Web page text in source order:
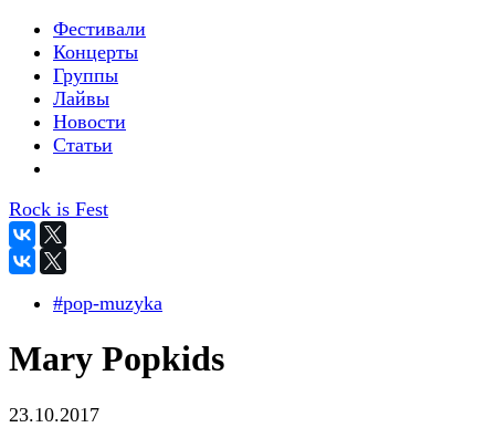
Фестивали
Концерты
Группы
Лайвы
Новости
Статьи
Rock is Fest
#pop-muzyka
Mary Popkids
23.10.2017